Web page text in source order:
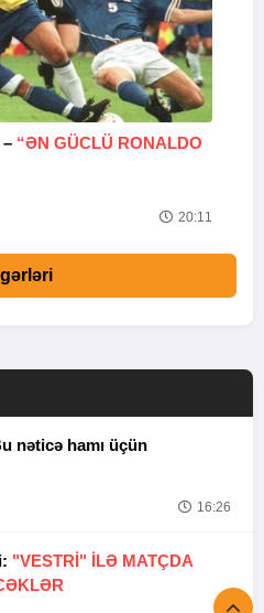
“ƏN GÜCLÜ RONALDO
20:11
nəticə hamı üçün
16:26
"VESTRİ" İLƏ MATÇDA